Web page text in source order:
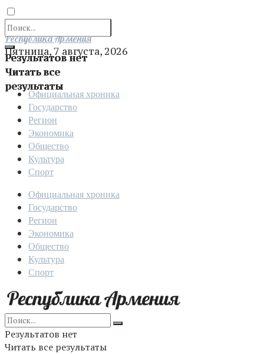
Результатов нет
Читать все
результаты
Отправить
Республика Армения
Пятница, 7 августа, 2026
Официальная хроника
Государство
Регион
Экономика
Общество
Культура
Спорт
Официальная хроника
Государство
Регион
Экономика
Общество
Культура
Спорт
Результатов нет
Читать все результаты